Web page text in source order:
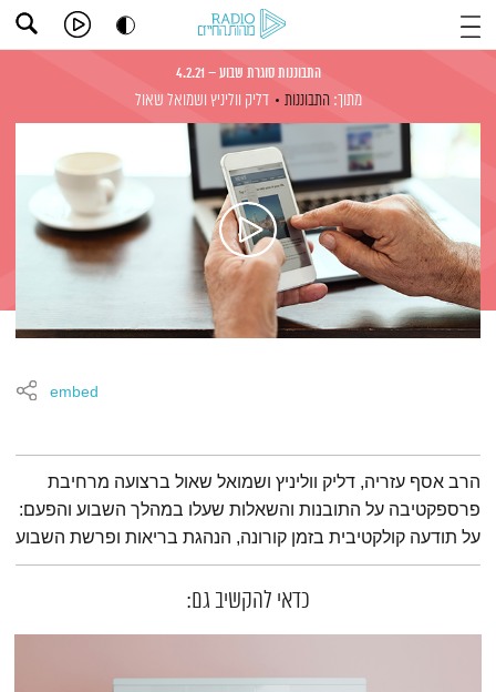
התבוננות סוגרת שבוע – 4.2.21
מתוך: התבוננות דליק ווליניץ ושמואל שאול
embed
תמצית הפודקאסט
הרב אסף עזריה, דליק ווליניץ ושמואל שאול ברצועה מרחיבת
פרספקטיבה על התובנות והשאלות שעלו במהלך השבוע והפעם:
על תודעה קולקטיבית בזמן קורונה, הנהגת בריאות ופרשת השבוע
כדאי להקשיב גם: